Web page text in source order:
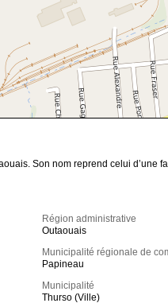
Son nom reprend celui d’une
Région administrative
Outaouais
Municipalité régionale de
Papineau
Municipalité
Thurso (Ville)